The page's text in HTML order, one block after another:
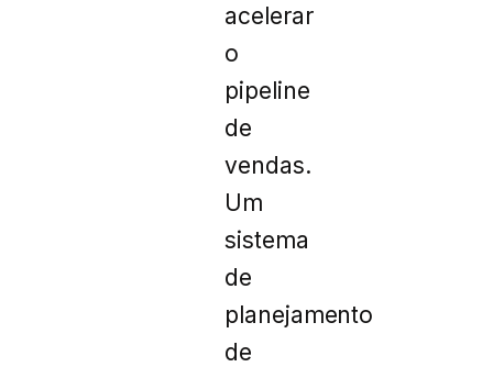
acelerar
o
pipeline
de
vendas.
Um
sistema
de
planejamento
de